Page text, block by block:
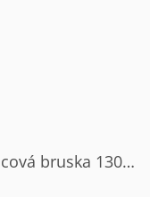
XT105350 Satinační válcová bruska 1300W